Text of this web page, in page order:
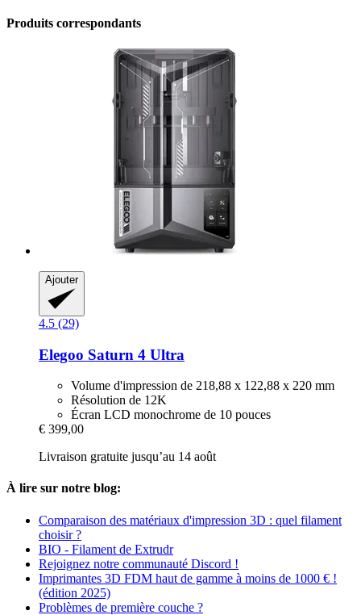
Produits correspondants
Ajouter
4.5 (29)
Elegoo Saturn 4 Ultra
Volume d'impression de 218,88 x 122,88 x 220 mm
Résolution de 12K
Écran LCD monochrome de 10 pouces
€ 399,00
Livraison gratuite jusqu’au 14 août
À lire sur notre blog:
Comparaison des matériaux d'impression 3D : quel filament
choisir ?
BIO - Filament de Extrudr
Rejoignez notre communauté Discord !
Imprimantes 3D FDM haut de gamme à moins de 1000 € !
(édition 2025)
Problèmes de première couche ?